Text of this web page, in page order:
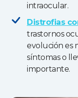
intraocular.
Distrofias
trastornos
evolución es
síntomas o
importante.